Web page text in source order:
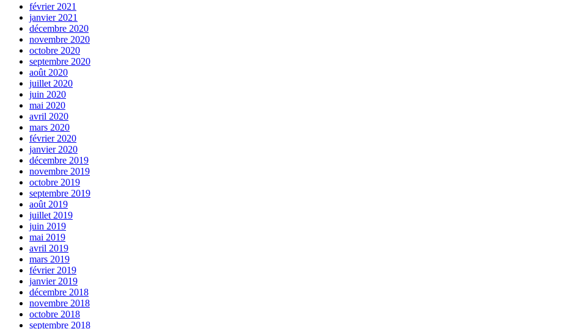
février 2021
janvier 2021
décembre 2020
novembre 2020
octobre 2020
septembre 2020
août 2020
juillet 2020
juin 2020
mai 2020
avril 2020
mars 2020
février 2020
janvier 2020
décembre 2019
novembre 2019
octobre 2019
septembre 2019
août 2019
juillet 2019
juin 2019
mai 2019
avril 2019
mars 2019
février 2019
janvier 2019
décembre 2018
novembre 2018
octobre 2018
septembre 2018